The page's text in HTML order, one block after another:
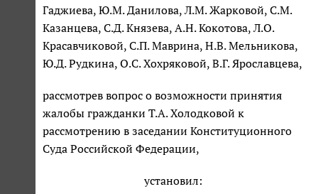
Гаджиева, Ю.М. Данилова, Л.М. Жарковой, С.М.
Казанцева, С.Д. Князева, А.Н. Кокотова, Л.О.
Красавчиковой, С.П. Маврина, Н.В. Мельникова,
Ю.Д. Рудкина, О.С. Хохряковой, В.Г. Ярославцева,
рассмотрев вопрос о возможности принятия
жалобы гражданки Т.А. Холодковой к
рассмотрению в заседании Конституционного
Суда Российской Федерации,
установил: